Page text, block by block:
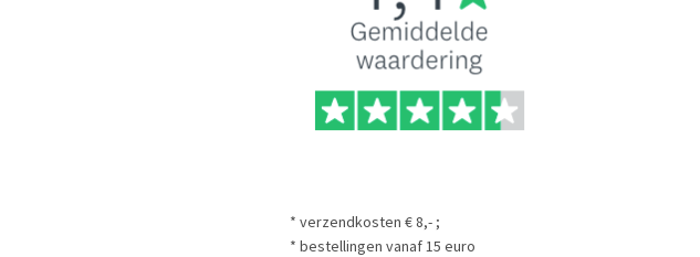
* verzendkosten € 8,- ;
* bestellingen vanaf 15 euro